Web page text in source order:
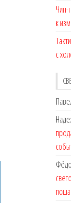
Чип-
к
с